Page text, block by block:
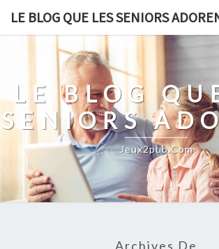
Skip
LE BLOG QUE LES SENIORS
LE BLOG
SENIORS
Jeux2pub.com
Archives De